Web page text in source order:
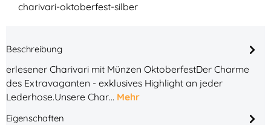
charivari-oktoberfest-silber
Beschreibung
erlesener Charivari mit Münzen OktoberfestDer Charme
des Extravaganten - exklusives Highlight an jeder
Lederhose.Unsere Char… Mehr
Eigenschaften